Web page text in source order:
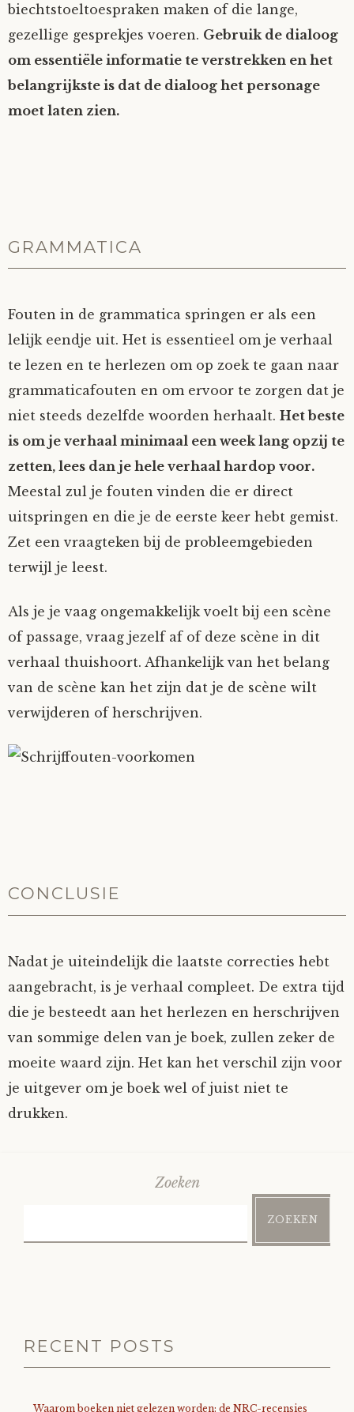
biechtstoeltoespraken maken of die lange,
gezellige gesprekjes voeren. Gebruik de dialoog
om essentiële informatie te verstrekken en het
belangrijkste is dat de dialoog het personage
moet laten zien.
GRAMMATICA
Fouten in de grammatica springen er als een
lelijk eendje uit. Het is essentieel om je verhaal
te lezen en te herlezen om op zoek te gaan naar
grammaticafouten en om ervoor te zorgen dat je
niet steeds dezelfde woorden herhaalt. Het beste
is om je verhaal minimaal een week lang opzij te
zetten, lees dan je hele verhaal hardop voor.
Meestal zul je fouten vinden die er direct
uitspringen en die je de eerste keer hebt gemist.
Zet een vraagteken bij de probleemgebieden
terwijl je leest.
Als je je vaag ongemakkelijk voelt bij een scène
of passage, vraag jezelf af of deze scène in dit
verhaal thuishoort. Afhankelijk van het belang
van de scène kan het zijn dat je de scène wilt
verwijderen of herschrijven.
CONCLUSIE
Nadat je uiteindelijk die laatste correcties hebt
aangebracht, is je verhaal compleet. De extra tijd
die je besteedt aan het herlezen en herschrijven
van sommige delen van je boek, zullen zeker de
moeite waard zijn. Het kan het verschil zijn voor
je uitgever om je boek wel of juist niet te
drukken.
Zoeken
ZOEKEN
RECENT POSTS
Waarom boeken niet gelezen worden: de NRC-recensies